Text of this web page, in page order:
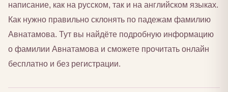
написание, как на русском, так и на английском языках.
Как нужно правильно склонять по падежам фамилию
Авнатамова. Тут вы найдёте подробную информацию
о фамилии Авнатамова и сможете прочитать онлайн
бесплатно и без регистрации.